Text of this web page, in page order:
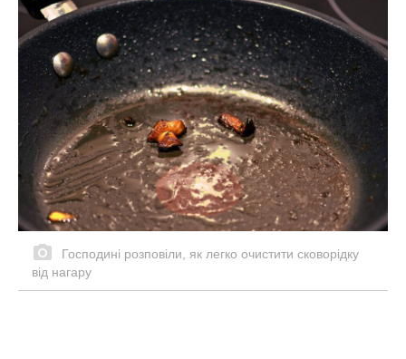
Господині розповіли, як легко очистити сковорідку
від нагару